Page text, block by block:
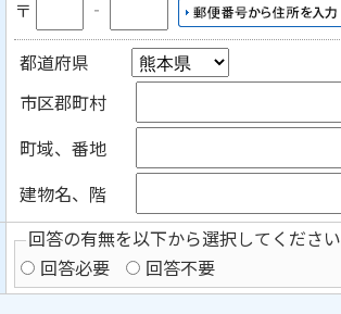
〒 ‐
都道府県
市区郡町村
町域、番地
建物名、階
回答の有無を以下から選択してください
回答必要
回答不要